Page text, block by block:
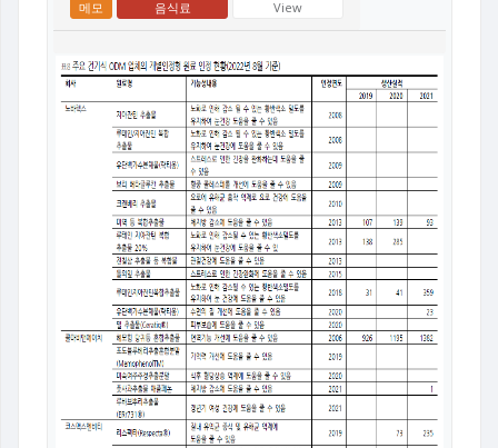
메모 음식료 View